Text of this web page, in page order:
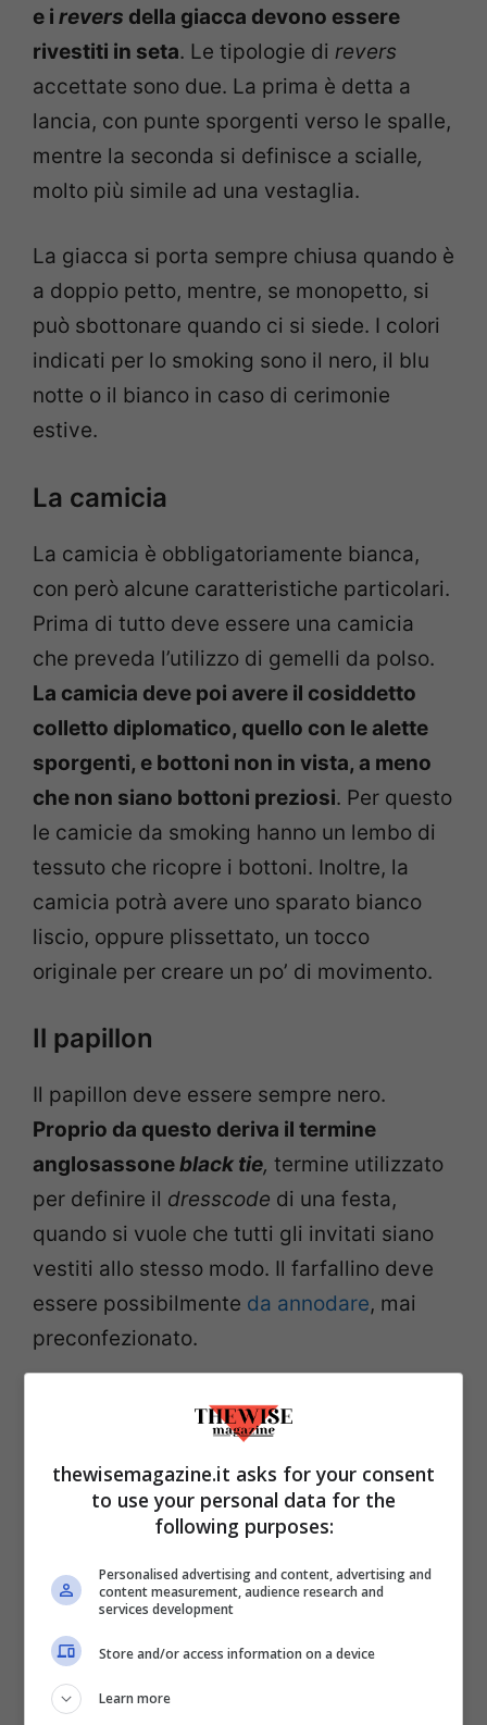
e i revers della giacca devono essere
rivestiti in seta. Le tipologie di revers
accettate sono due. La prima è detta a
lancia, con punte sporgenti verso le spalle,
mentre la seconda si definisce a scialle,
molto più simile ad una vestaglia.
La giacca si porta sempre chiusa quando è
a doppio petto, mentre, se monopetto, si
può sbottonare quando ci si siede. I colori
indicati per lo smoking sono il nero, il blu
notte o il bianco in caso di cerimonie
estive.
La camicia
La camicia è obbligatoriamente bianca,
con però alcune caratteristiche particolari.
Prima di tutto deve essere una camicia
che preveda l’utilizzo di gemelli da polso.
La camicia deve poi avere il cosiddetto
colletto diplomatico, quello con le alette
sporgenti, e bottoni non in vista, a meno
che non siano bottoni preziosi. Per questo
le camicie da smoking hanno un lembo di
tessuto che ricopre i bottoni. Inoltre, la
camicia potrà avere uno sparato bianco
liscio, oppure plissettato, un tocco
originale per creare un po’ di movimento.
Il papillon
Il papillon deve essere sempre nero.
Proprio da questo deriva il termine
anglosassoneblack tie, termine utilizzato
per definire il dresscode di una festa,
quando si vuole che tutti gli invitati siano
vestiti allo stesso modo. Il farfallino deve
essere possibilmente da annodare, mai
preconfezionato.
Colletto diplomatico con papillon nero.
La fusciacca e il panciotto
thewisemagazine.it asks for your consent
to use your personal data for the
following purposes:
Personalised advertising and content, advertising and
content measurement, audience research and
services development
Store and/or access information on a device
Learn more